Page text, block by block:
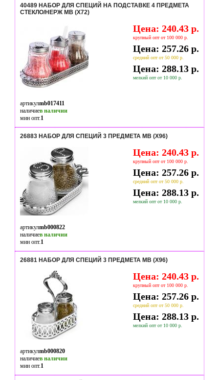
40489 НАБОР ДЛЯ СПЕЦИЙ НА ПОДСТАВКЕ 4 ПРЕДМЕТА
СТЕКЛО/НЕРЖ MB (Х72)
Цена: 240.43 р.
крупный опт от 100 000 р.
Цена: 257.26 р.
средний опт от 50 000 р.
Цена: 288.13 р.
мелкий опт от 10 000 р.
артикулmb017411
наличиев наличии
мин опт.1
26883 НАБОР ДЛЯ СПЕЦИЙ 3 ПРЕДМЕТА MB (Х96)
Цена: 240.43 р.
крупный опт от 100 000 р.
Цена: 257.26 р.
средний опт от 50 000 р.
Цена: 288.13 р.
мелкий опт от 10 000 р.
артикулmb000822
наличиев наличии
мин опт.1
26881 НАБОР ДЛЯ СПЕЦИЙ 3 ПРЕДМЕТА MB (Х96)
Цена: 240.43 р.
крупный опт от 100 000 р.
Цена: 257.26 р.
средний опт от 50 000 р.
Цена: 288.13 р.
мелкий опт от 10 000 р.
артикулmb000820
наличиев наличии
мин опт.1